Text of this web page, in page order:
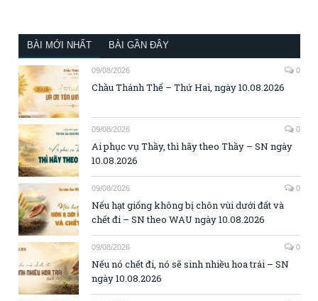
BÀI MỚI NHẤT BÀI GẦN ĐÂY
09/08/2026 0
Chầu Thánh Thể – Thứ Hai, ngày 10.08.2026
09/08/2026 0
Ai phục vụ Thầy, thì hãy theo Thầy – SN ngày
10.08.2026
09/08/2026 0
Nếu hạt giống không bị chôn vùi dưới đất và
chết đi – SN theo WAU ngày 10.08.2026
09/08/2026 0
Nếu nó chết đi, nó sẽ sinh nhiều hoa trái – SN
ngày 10.08.2026